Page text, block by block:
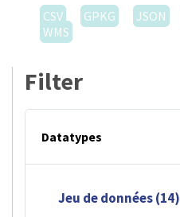
CSV
GPKG JSON
WMS
Filter
Datatypes
Jeu de données (14)